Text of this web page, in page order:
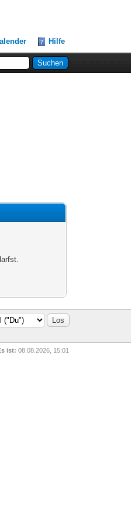
Hilfe
ist: 08.08.2026, 15:01